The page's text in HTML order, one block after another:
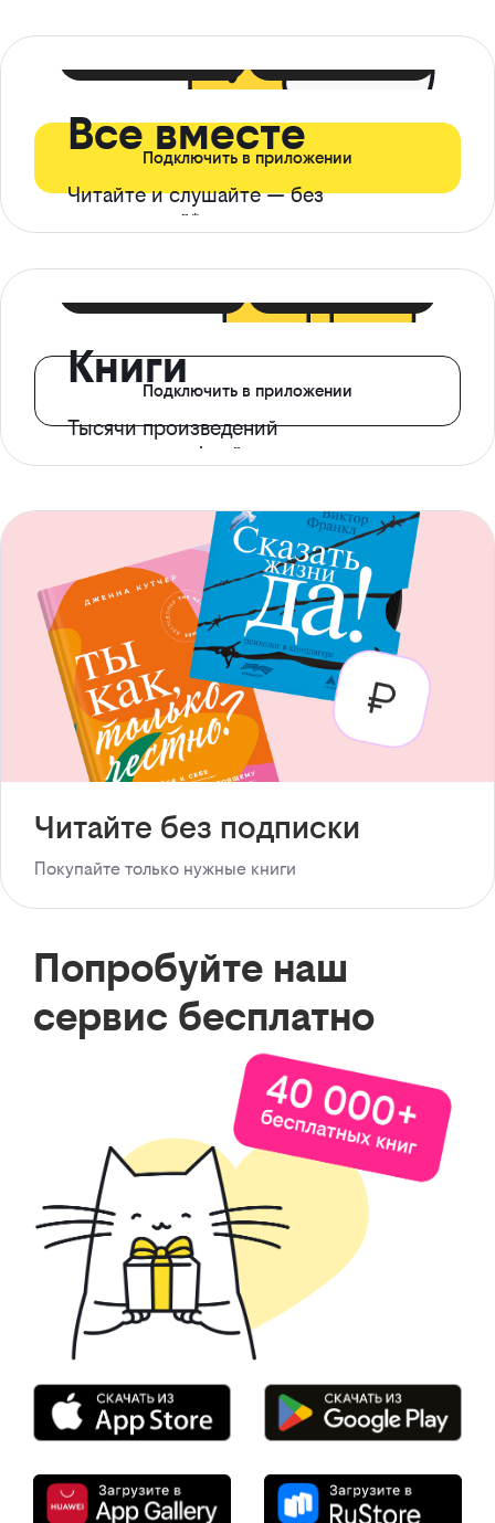
Все вместе
Читайте и слушайте — без
ограничений*
Подключить в приложении
Книги
Тысячи произведений
с доступом офлайн
Подключить в приложении
Читайте без подписки
Покупайте только нужные книги
Попробуйте наш
сервис бесплатно